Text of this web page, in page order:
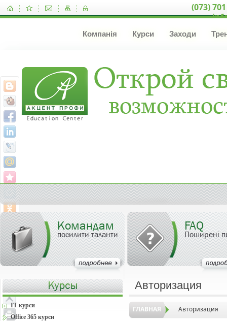
(073)
Компанія Курси Заходи
Командам
посилити таланти
FAQ
Поширені
Авторизация
ГЛАВНАЯ Авторизация
IT курси
Office 365 курси